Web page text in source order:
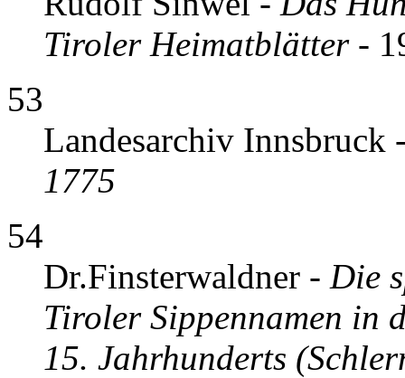
Tiroler Heimatblätter-
53
Landesarchiv Innsbruck
1775
54
Dr.Finsterwaldner - Die
Tiroler Sippennamen in
15. Jahrhunderts